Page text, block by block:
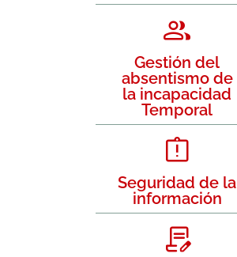
Gestión del
absentismo de
la incapacidad
Temporal
Seguridad de la
información